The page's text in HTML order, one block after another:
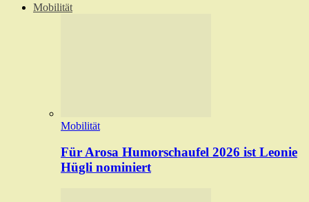
Mobilität
Mobilität
Für Arosa Humorschaufel 2026 ist Leonie
Hügli nominiert